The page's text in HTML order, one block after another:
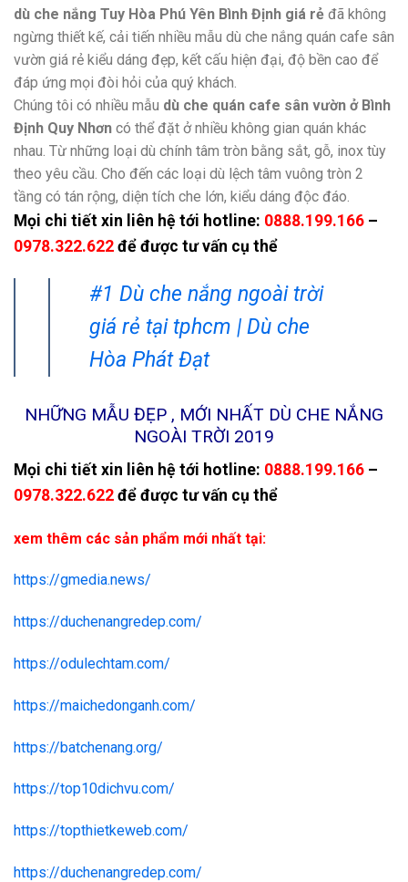
dù che nắng Tuy Hòa Phú Yên Bình Định giá rẻ đã không
ngừng thiết kế, cải tiến nhiều mẫu dù che nắng quán cafe sân
vườn giá rẻ kiểu dáng đẹp, kết cấu hiện đại, độ bền cao để
đáp ứng mọi đòi hỏi của quý khách.
Chúng tôi có nhiều mẫu dù che quán cafe sân vườn ở Bình
Định Quy Nhơn có thể đặt ở nhiều không gian quán khác
nhau. Từ những loại dù chính tâm tròn bằng sắt, gỗ, inox tùy
theo yêu cầu. Cho đến các loại dù lệch tâm vuông tròn 2
tầng có tán rộng, diện tích che lớn, kiểu dáng độc đáo.
Mọi chi tiết xin liên hệ tới hotline: 0888.199.166 –
0978.322.622 để được tư vấn cụ thể
#1 Dù che nắng ngoài trời
giá rẻ tại tphcm | Dù che
Hòa Phát Đạt
NHỮNG MẪU ĐẸP , MỚI NHẤT DÙ CHE NẮNG
NGOÀI TRỜI 2019
Mọi chi tiết xin liên hệ tới hotline: 0888.199.166 –
0978.322.622 để được tư vấn cụ thể
xem thêm các sản phẩm mới nhất tại:
https://gmedia.news/
https://duchenangredep.com/
https://odulechtam.com/
https://maichedonganh.com/
https://batchenang.org/
https://top10dichvu.com/
https://topthietkeweb.com/
https://duchenangredep.com/